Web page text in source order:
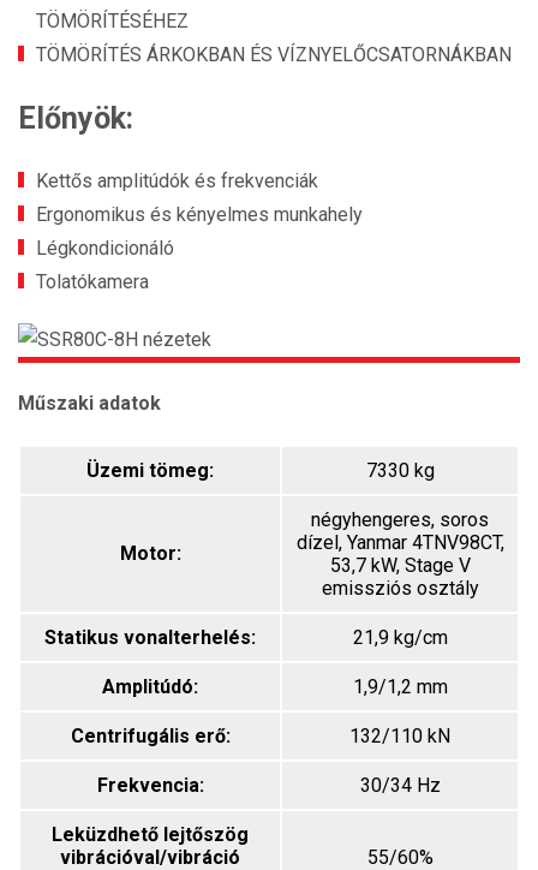
TÖMÖRÍTÉSÉHEZ
TÖMÖRÍTÉS ÁRKOKBAN ÉS VÍZNYELŐCSATORNÁKBAN
Előnyök:
Kettős amplitúdók és frekvenciák
Ergonomikus és kényelmes munkahely
Légkondicionáló
Tolatókamera
Műszaki adatok
Üzemi tömeg: 7330 kg
Motor:
négyhengeres, soros
dízel, Yanmar 4TNV98CT,
53,7 kW, Stage V
emissziós osztály
Statikus vonalterhelés: 21,9 kg/cm
Amplitúdó: 1,9/1,2 mm
Centrifugális erő: 132/110 kN
Frekvencia: 30/34 Hz
Leküzdhető lejtőszög
vibrációval/vibráció
55/60%